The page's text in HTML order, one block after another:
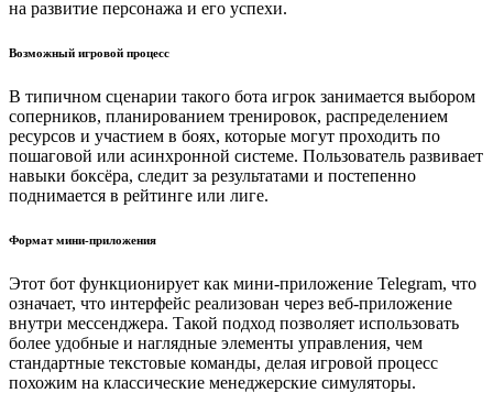
на развитие персонажа и его успехи.
Возможный игровой процесс
В типичном сценарии такого бота игрок занимается выбором
соперников, планированием тренировок, распределением
ресурсов и участием в боях, которые могут проходить по
пошаговой или асинхронной системе. Пользователь развивает
навыки боксёра, следит за результатами и постепенно
поднимается в рейтинге или лиге.
Формат мини-приложения
Этот бот функционирует как мини-приложение Telegram, что
означает, что интерфейс реализован через веб-приложение
внутри мессенджера. Такой подход позволяет использовать
более удобные и наглядные элементы управления, чем
стандартные текстовые команды, делая игровой процесс
похожим на классические менеджерские симуляторы.